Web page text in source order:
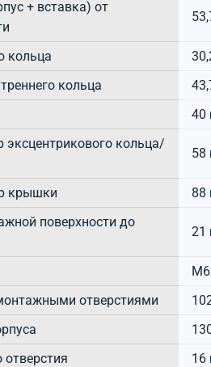
+ вставка) от
кольца
кольца
40
кольца/
58
крышки
88
поверхности до
21
отверстиями
16